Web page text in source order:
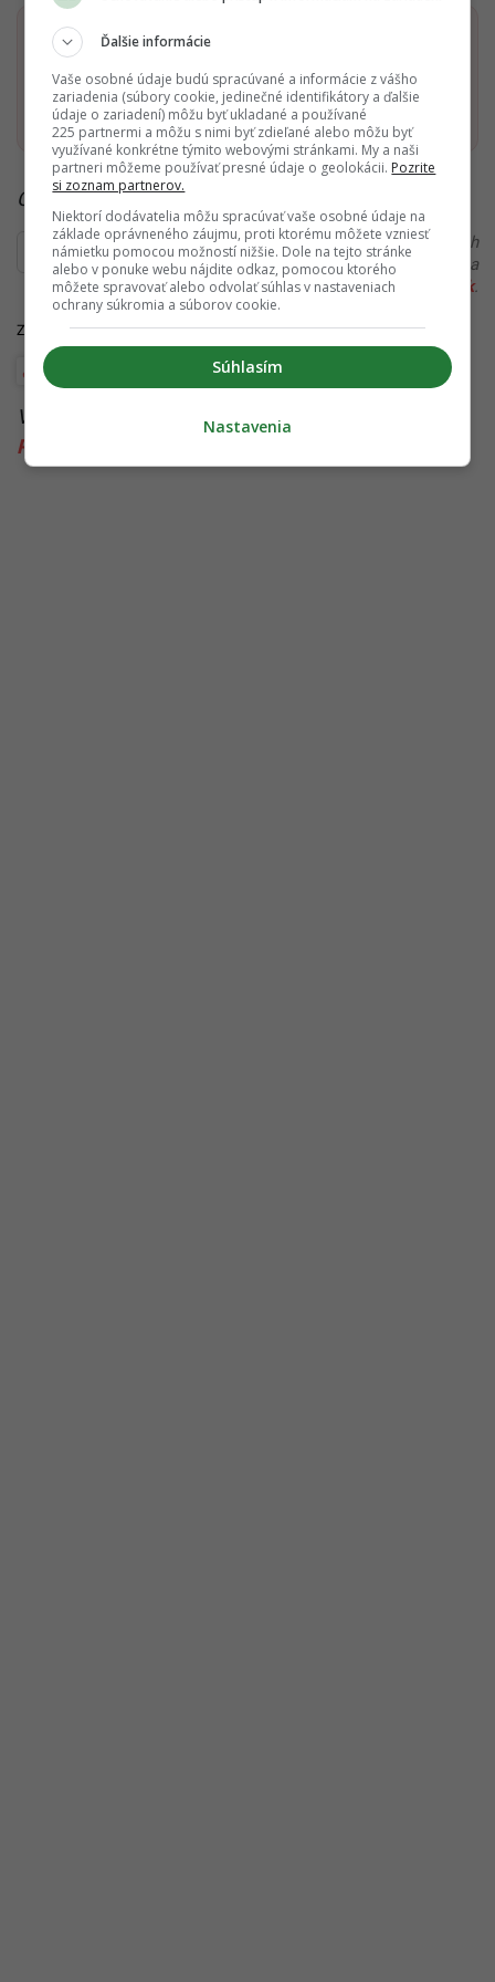
Dostaň Startitup do svojich Google odporúčaní
Pridať ako preferovaný zdroj
Startitup, odkaz sa otvorí v
Čítaj viac z kategórie:
Ďakujeme, že čítaš Startitup. V prípade, že máš postreh
alebo si našiel v článku chybu, napíš nám na
redakcia@startitup.sk.
Zdroj: BBC
Európa
Viac k téme: Budapešť, konflikt
Peter Magyar
Ďalšie informácie
Vaše osobné údaje budú spracúvané a informácie z vášho
zariadenia (súbory cookie, jedinečné identifikátory a ďalšie
údaje o zariadení) môžu byť ukladané a používané
225 partnermi a môžu s nimi byť zdieľané alebo môžu byť
využívané konkrétne týmito webovými stránkami. My a naši
partneri môžeme používať presné údaje o geolokácii. Pozrite
si zoznam partnerov.
Niektorí dodávatelia môžu spracúvať vaše osobné údaje na
základe oprávneného záujmu, proti ktorému môžete vzniesť
námietku pomocou možností nižšie. Dole na tejto stránke
alebo v ponuke webu nájdite odkaz, pomocou ktorého
môžete spravovať alebo odvolať súhlas v nastaveniach
ochrany súkromia a súborov cookie.
Súhlasím
Nastavenia